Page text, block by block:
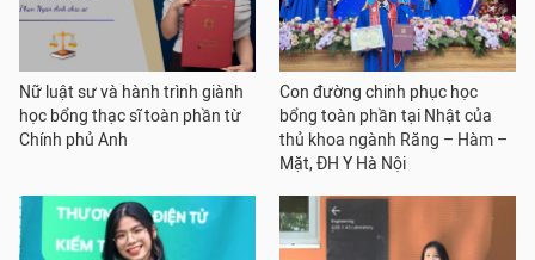
Nữ luật sư và hành trình giành
học bổng thạc sĩ toàn phần từ
Chính phủ Anh
Con đường chinh phục học
bổng toàn phần tại Nhật của
thủ khoa ngành Răng – Hàm –
Mặt, ĐH Y Hà Nội